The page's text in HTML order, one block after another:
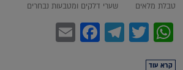
טבלת מלאים שערי דלקים ומטבעות נבחרים
WhatsApp
Twitter
Telegram
Facebook
קרא עוד